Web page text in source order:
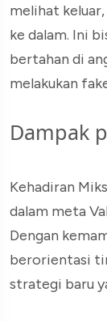
melihat
ke dalam. Ini
bertahan di
melakukan
Dampak
Kehadiran
dalam meta
Dengan
berorientasi
strategi baru